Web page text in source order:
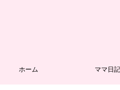
ホーム ママ日記